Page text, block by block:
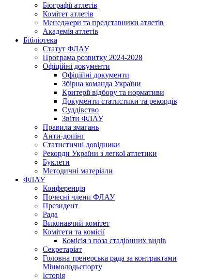
Біографії атлетів
Комітет атлетів
Менеджери та представники атлетів
Академія атлетів
Бібліотека
Статут ФЛАУ
Програма розвитку 2024-2028
Офіційні документи
Офіційні документи
Збірна команда України
Критерії відбору та нормативи
Документи статистики та рекордів
Суддівство
Звіти ФЛАУ
Правила змагань
Анти-допінг
Статистичні довідники
Рекорди України з легкої атлетики
Буклети
Методичні матеріали
ФЛАУ
Конференція
Почесні члени ФЛАУ
Президент
Рада
Виконавчий комітет
Комітети та комісії
Комісія з поза стадіонних видів
Секретаріат
Головна тренерська рада за контрактами
Мінмолодьспорту
Історія